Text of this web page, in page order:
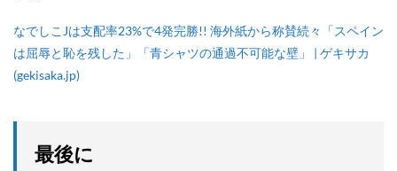
なでしこJは支配率23%で4発完勝!! 海外紙から称賛続々「スペイン
は屈辱と恥を残した」「青シャツの通過不可能な壁」 | ゲキサカ
(gekisaka.jp)
最後に